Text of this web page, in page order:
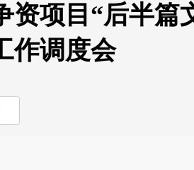
资项目“后半
作调度会